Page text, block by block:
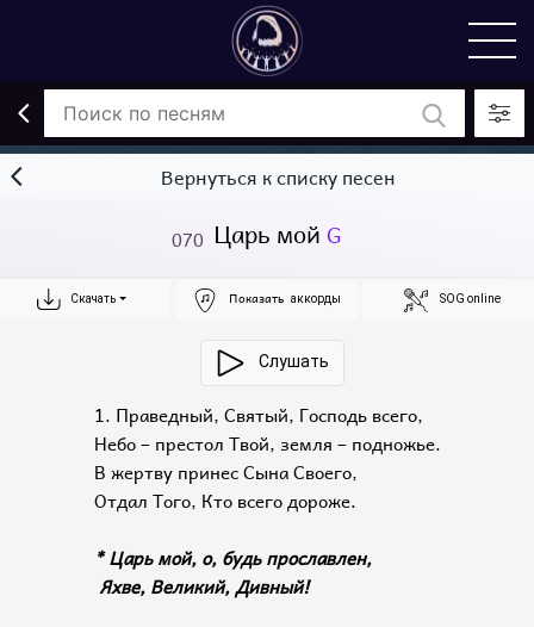
Вернуться к списку песен
070 Царь мой G
Скачать Показать аккорды SOG online
Слушать
1. Праведный, Святый, Господь всего,
Небо – престол Твой, земля – подножье.
В жертву принес Сына Своего,
Отдал Того, Кто всего дороже.
* Царь мой, о, будь прославлен,
Яхве, Великий, Дивный!